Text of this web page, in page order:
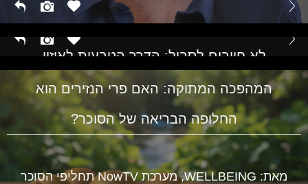
לא חייבים לסבול: הדרך הטבעית לאיזון
הורמונלי בכל גיל
WELLBEING
מגלי חום בגיל המעבר ועד לתסמיני PMS אצל נערות –
השינויים ההורמונליים משפיעים על מצב הרוח, השינה
המהפכה המתוקה: האם פרי הנזירים הוא
החלופה הבריאה של הסוכר?
מאת: WELLBEING, מערכת NowTV תחליפי הסוכר